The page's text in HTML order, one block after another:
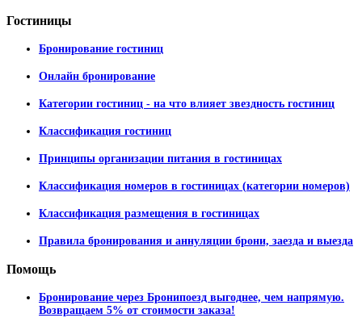
Гостиницы
Бронирование гостиниц
Онлайн бронирование
Категории гостиниц - на что влияет звездность гостиниц
Классификация гостиниц
Принципы организации питания в гостиницах
Классификация номеров в гостиницах (категории номеров)
Классификация размещения в гостиницах
Правила бронирования и аннуляции брони, заезда и выезда
Помощь
Бронирование через Бронипоезд выгоднее, чем напрямую.
Возвращаем 5% от стоимости заказа!